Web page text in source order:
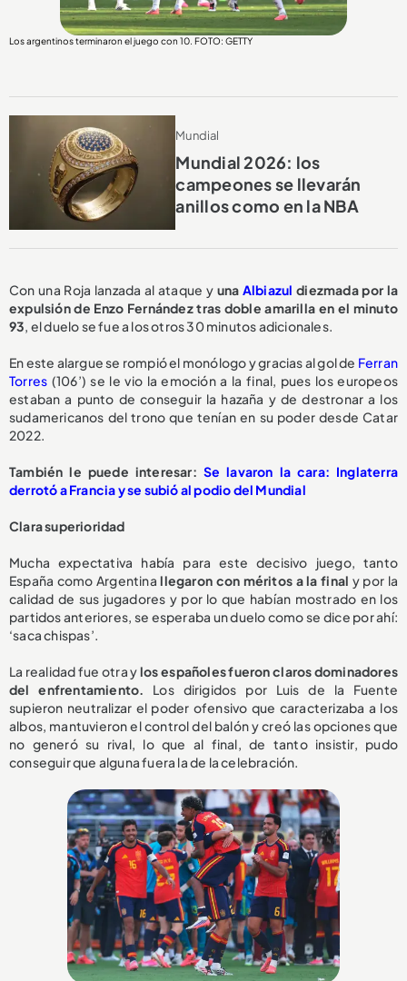
Los argentinos terminaron el juego con 10. FOTO: GETTY
Mundial
Mundial 2026: los
campeones se llevarán
anillos como en la NBA
Con una Roja lanzada al ataque y una Albiazul diezmada por la
expulsión de Enzo Fernández tras doble amarilla en el minuto
93, el duelo se fue a los otros 30 minutos adicionales.
En este alargue se rompió el monólogo y gracias al gol de Ferran
Torres (106’) se le vio la emoción a la final, pues los europeos
estaban a punto de conseguir la hazaña y de destronar a los
sudamericanos del trono que tenían en su poder desde Catar
2022.
También le puede interesar: Se lavaron la cara: Inglaterra
derrotó a Francia y se subió al podio del Mundial
Clara superioridad
Mucha expectativa había para este decisivo juego, tanto
España como Argentina llegaron con méritos a la final y por la
calidad de sus jugadores y por lo que habían mostrado en los
partidos anteriores, se esperaba un duelo como se dice por ahí:
‘saca chispas’.
La realidad fue otra ylos españoles fueron claros dominadores
del enfrentamiento. Los dirigidos por Luis de la Fuente
supieron neutralizar el poder ofensivo que caracterizaba a los
albos, mantuvieron el control del balón y creó las opciones que
no generó su rival, lo que al final, de tanto insistir, pudo
conseguir que alguna fuera la de la celebración.